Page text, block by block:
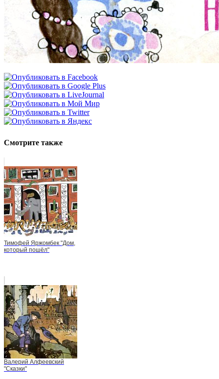
Смотрите также
Тимофей Яржомбек "Дом,
который пошёл"
Валерий Алфеевский
"Сказки"